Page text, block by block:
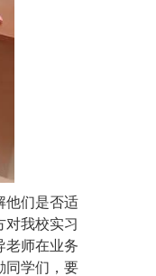
他们是否适
对我校实习
老师在业务
同学们，要